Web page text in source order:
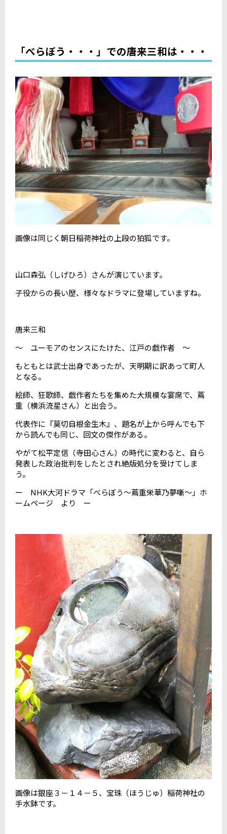
「べらぼう・・・」での唐来三和は・・・
画像は同じく朝日稲荷神社の上段の狛狐です。
山口森弘（しげひろ）さんが演じています。
子役からの長い歴、様々なドラマに登場していますね。
唐来三和
～ ユーモアのセンスにたけた、江戸の戯作者 ～
もともとは武士出身であったが、天明期に訳あって町人
となる。
絵師、狂歌師、戯作者たちを集めた大規模な宴席で、蔦
重（横浜流星さん）と出会う。
代表作に『莫切自根金生木』、題名が上から呼んでも下
から読んでも同じ、回文の傑作がある。
やがて松平定信（寺田心さん）の時代に変わると、自ら
発表した政治批判をしたとされ絶版処分を受けてしま
う。
ー NHK大河ドラマ「べらぼう～蔦重栄華乃夢噺～」ホ
ームページ より ー
画像は銀座３－１４－５、宝珠（ほうじゅ）稲荷神社の
手水鉢です。